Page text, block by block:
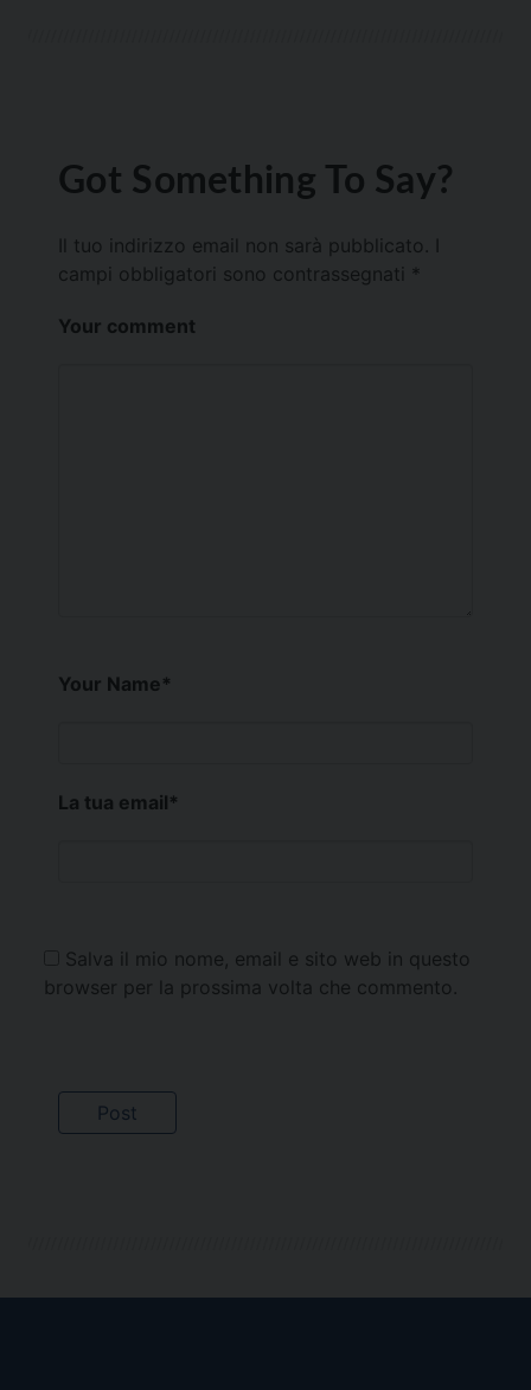
Got Something To Say?
Il tuo indirizzo email non sarà pubblicato.
campi obbligatori sono contrassegnati *
Your comment
Your Name*
La tua email*
Salva il mio nome, email e sito web in questo
browser per la prossima volta che commento.